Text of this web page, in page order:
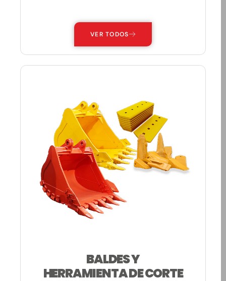
VER TODOS
BALDES Y
HERRAMIENTA DE CORTE